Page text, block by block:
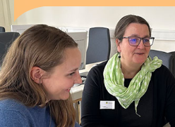
Karriere
Beratungsstellen &
Zuweisende
Suche